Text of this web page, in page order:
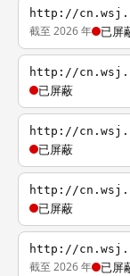
http://
截至 2026 年 已屏
http://
已屏蔽
http://
已屏蔽
http://
已屏蔽
http://
截至 2026 年 已屏